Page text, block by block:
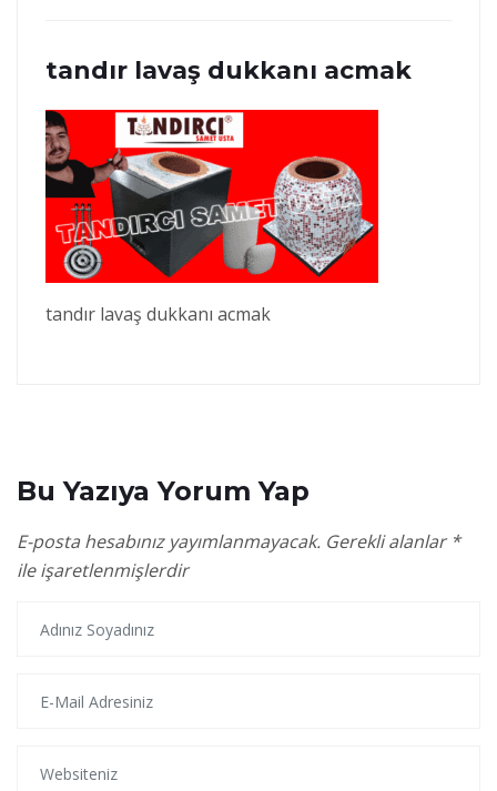
tandır lavaş dukkanı acmak
tandır lavaş dukkanı acmak
Bu Yazıya Yorum Yap
E-posta hesabınız yayımlanmayacak. Gerekli alanlar *
ile işaretlenmişlerdir